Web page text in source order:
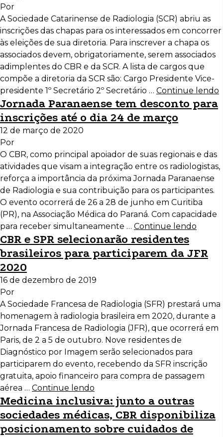
Por
A Sociedade Catarinense de Radiologia (SCR) abriu as
inscrições das chapas para os interessados em concorrer
às eleições de sua diretoria. Para inscrever a chapa os
associados devem, obrigatoriamente, serem associados
adimplentes do CBR e da SCR. A lista de cargos que
compõe a diretoria da SCR são: Cargo Presidente Vice-
presidente 1º Secretário 2º Secretário … Continue lendo
Jornada Paranaense tem desconto para
inscrições até o dia 24 de março
12 de março de 2020
Por
O CBR, como principal apoiador de suas regionais e das
atividades que visam a integração entre os radiologistas,
reforça a importância da próxima Jornada Paranaense
de Radiologia e sua contribuição para os participantes.
O evento ocorrerá de 26 a 28 de junho em Curitiba
(PR), na Associação Médica do Paraná. Com capacidade
para receber simultaneamente … Continue lendo
CBR e SPR selecionarão residentes
brasileiros para participarem da JFR
2020
16 de dezembro de 2019
Por
A Sociedade Francesa de Radiologia (SFR) prestará uma
homenagem à radiologia brasileira em 2020, durante a
Jornada Francesa de Radiologia (JFR), que ocorrerá em
Paris, de 2 a 5 de outubro. Nove residentes de
Diagnóstico por Imagem serão selecionados para
participarem do evento, recebendo da SFR inscrição
gratuita, apoio financeiro para compra de passagem
aérea … Continue lendo
Medicina inclusiva: junto a outras
sociedades médicas, CBR disponibiliza
posicionamento sobre cuidados de